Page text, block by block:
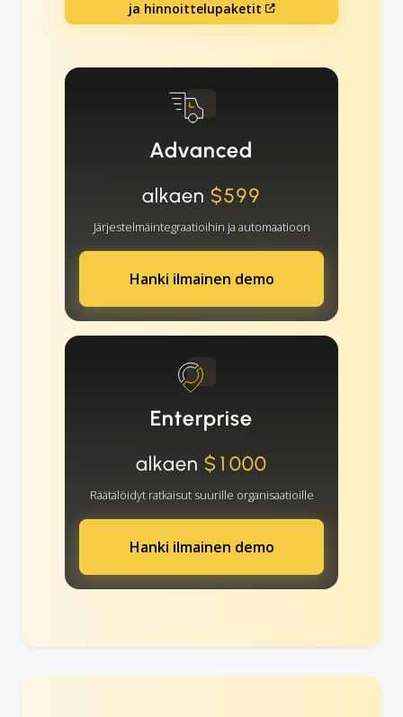
ja hinnoittelupaketit
Advanced
alkaen $599
Järjestelmäintegraatioihin ja automaatioon
Hanki ilmainen demo
Enterprise
alkaen $1000
Räätälöidyt ratkaisut suurille organisaatioille
Hanki ilmainen demo